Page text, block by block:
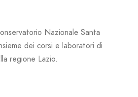
Nazionale Santa
dei corsi e laboratori di
regione Lazio.